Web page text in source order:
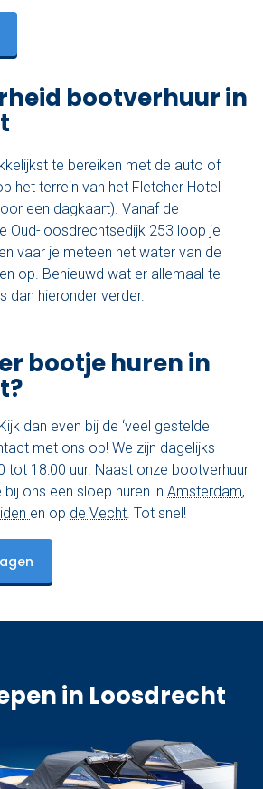
bootverhuur in
te bereiken met de auto of
het terrein van het Fletcher Hotel
een dagkaart). Vanaf de
Oud-loosdrechtsedijk 253 loop je
vaar je meteen het water van de
op. Benieuwd wat er allemaal te
dan hieronder verder.
bootje huren in
dan even bij de ‘veel gestelde
met ons op! We zijn dagelijks
tot 18:00 uur. Naast onze bootverhuur
ons een sloep huren in Amsterdam,
en op de Vecht. Tot snel!
in Loosdrecht